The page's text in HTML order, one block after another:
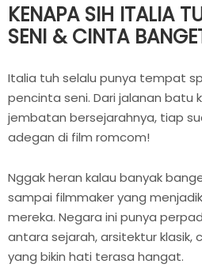
KENAPA SIH ITALIA
SENI & CINTA
Italia tuh selalu punya tempat
pencinta seni. Dari jalanan batu
jembatan bersejarahnya, tiap
adegan di film romcom!
Nggak heran kalau banyak
sampai filmmaker yang
mereka. Negara ini punya
antara sejarah, arsitektur klasik,
yang bikin hati terasa hangat.